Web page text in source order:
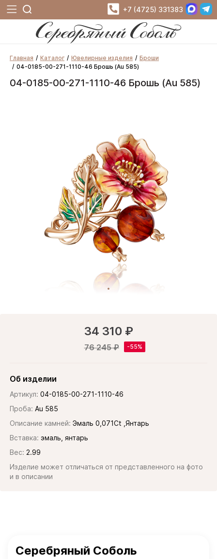
+7 (4725) 331383
Главная Каталог Ювелирные изделия
Броши
04-0185-00-271-1110-46 Брошь (Au 585)
04-0185-00-271-1110-46 Брошь (Au 585)
34 310 ₽
76 245 ₽
Об изделии
Артикул: 04-0185-00-271-1110-46
Проба: Au 585
Описание камней: Эмаль 0,071Ct ,Янтарь
Вставка: эмаль, янтарь
Вес: 2.99
Изделие может отличаться от представленного на фото
и в описании
Серебряный Соболь